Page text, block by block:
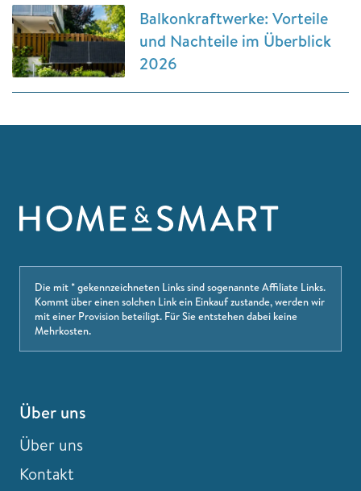
Balkonkraftwerke: Vorteile
und Nachteile im Überblick
2026
Die mit * gekennzeichneten Links sind sogenannte Affiliate Links.
Kommt über einen solchen Link ein Einkauf zustande, werden wir
mit einer Provision beteiligt. Für Sie entstehen dabei keine
Mehrkosten.
Über uns
Über uns
Kontakt